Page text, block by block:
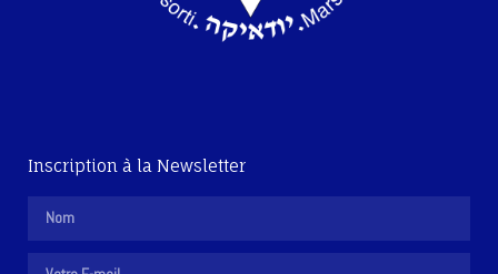
Inscription à la Newsletter